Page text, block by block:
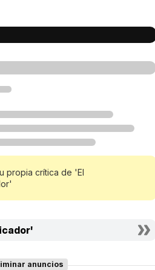
propia crítica de 'El
anuncios